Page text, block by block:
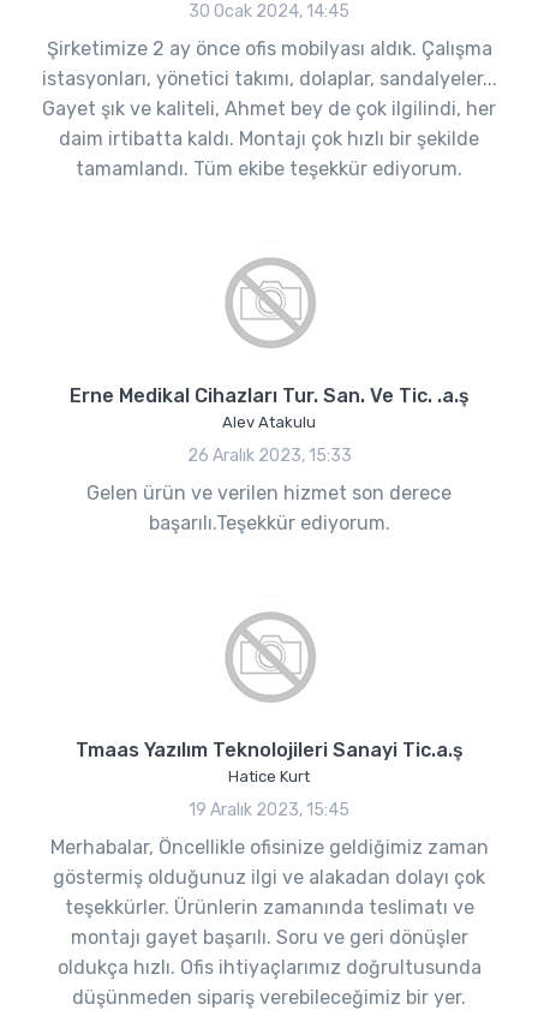
30 Ocak 2024, 14:45
Şirketimize 2 ay önce ofis mobilyası aldık. Çalışma
istasyonları, yönetici takımı, dolaplar, sandalyeler...
Gayet şık ve kaliteli, Ahmet bey de çok ilgilindi, her
daim irtibatta kaldı. Montajı çok hızlı bir şekilde
tamamlandı. Tüm ekibe teşekkür ediyorum.
Erne Medikal Cihazları Tur. San. Ve Tic. .a.ş
Alev Atakulu
26 Aralık 2023, 15:33
Gelen ürün ve verilen hizmet son derece
başarılı.Teşekkür ediyorum.
Tmaas Yazılım Teknolojileri Sanayi Tic.a.ş
Hatice Kurt
19 Aralık 2023, 15:45
Merhabalar, Öncellikle ofisinize geldiğimiz zaman
göstermiş olduğunuz ilgi ve alakadan dolayı çok
teşekkürler. Ürünlerin zamanında teslimatı ve
montajı gayet başarılı. Soru ve geri dönüşler
oldukça hızlı. Ofis ihtiyaçlarımız doğrultusunda
düşünmeden sipariş verebileceğimiz bir yer.